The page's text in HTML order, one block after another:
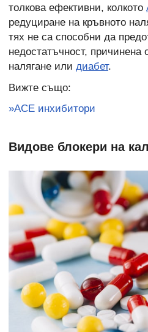
толкова ефективни, колкото
редуциране на кръвното
тях не са способни да
недостатъчност, причинена
налягане или диабет.
Вижте също:
»АСЕ инхибитори
Видове блокери на